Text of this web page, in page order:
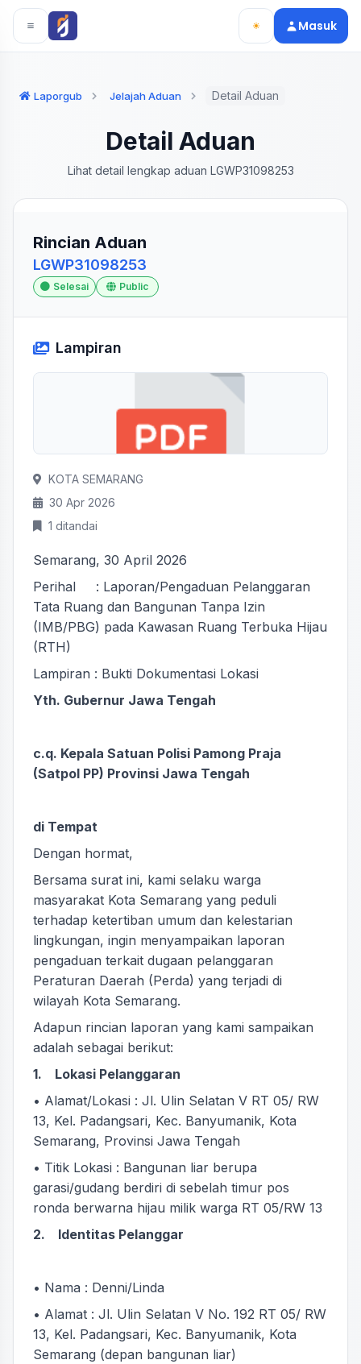
Langsung ke konten utama
Langsung ke navigasi
Masuk
Laporgub Jelajah Aduan Detail Aduan
Detail Aduan
Lihat detail lengkap aduan LGWP31098253
Rincian Aduan
LGWP31098253
Selesai Public
Lampiran
KOTA SEMARANG
30 Apr 2026
1 ditandai
Semarang, 30 April 2026
Perihal : Laporan/Pengaduan Pelanggaran
Tata Ruang dan Bangunan Tanpa Izin
(IMB/PBG) pada Kawasan Ruang Terbuka Hijau
(RTH)
Lampiran : Bukti Dokumentasi Lokasi
Yth. Gubernur Jawa Tengah
c.q. Kepala Satuan Polisi Pamong Praja
(Satpol PP) Provinsi Jawa Tengah
di Tempat
Dengan hormat,
Bersama surat ini, kami selaku warga
masyarakat Kota Semarang yang peduli
terhadap ketertiban umum dan kelestarian
lingkungan, ingin menyampaikan laporan
pengaduan terkait dugaan pelanggaran
Peraturan Daerah (Perda) yang terjadi di
wilayah Kota Semarang.
Adapun rincian laporan yang kami sampaikan
adalah sebagai berikut:
1. Lokasi Pelanggaran
• Alamat/Lokasi : Jl. Ulin Selatan V RT 05/ RW
13, Kel. Padangsari, Kec. Banyumanik, Kota
Semarang, Provinsi Jawa Tengah
• Titik Lokasi : Bangunan liar berupa
garasi/gudang berdiri di sebelah timur pos
ronda berwarna hijau milik warga RT 05/RW 13
2. Identitas Pelanggar
• Nama : Denni/Linda
• Alamat : Jl. Ulin Selatan V No. 192 RT 05/ RW
13, Kel. Padangsari, Kec. Banyumanik, Kota
Semarang (depan bangunan liar)